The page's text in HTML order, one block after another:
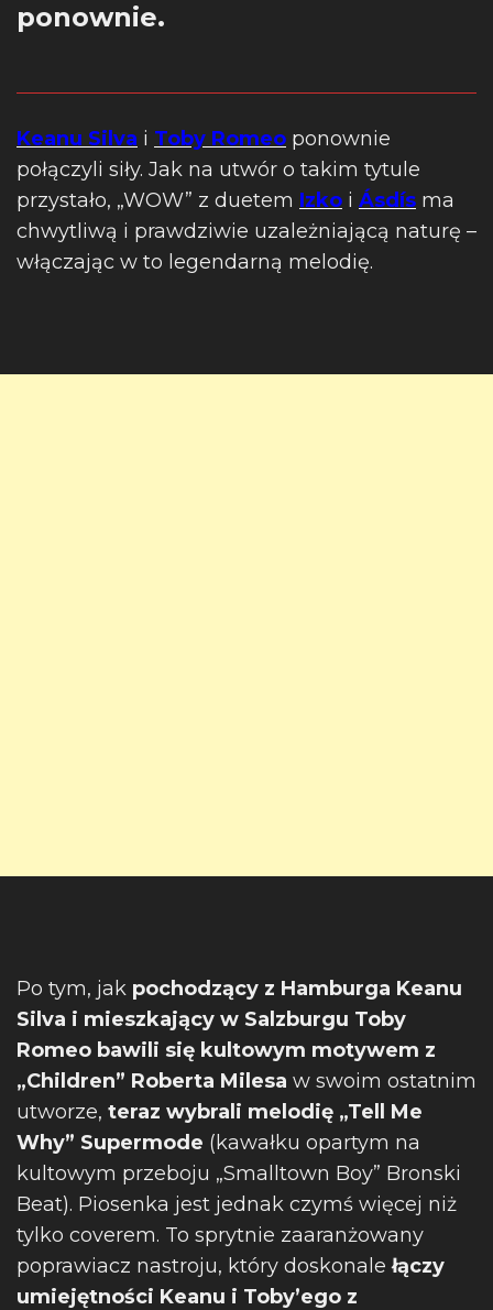
ponownie.
Keanu Silva i Toby Romeo ponownie
połączyli siły. Jak na utwór o takim tytule
przystało, „WOW” z duetem Izko i Ásdís ma
chwytliwą i prawdziwie uzależniającą naturę –
włączając w to legendarną melodię.
Po tym, jak pochodzący z Hamburga Keanu
Silva i mieszkający w Salzburgu Toby
Romeo bawili się kultowym motywem z
„Children” Roberta Milesa w swoim ostatnim
utworze, teraz wybrali melodię „Tell Me
Why” Supermode (kawałku opartym na
kultowym przeboju „Smalltown Boy” Bronski
Beat). Piosenka jest jednak czymś więcej niż
tylko coverem. To sprytnie zaaranżowany
poprawiacz nastroju, który doskonalełączy
umiejętności Keanu i Toby’ego z